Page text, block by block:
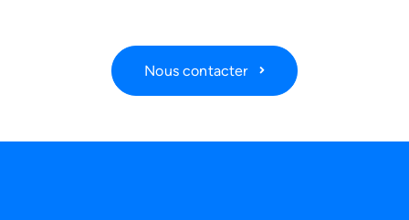
Nous contacter